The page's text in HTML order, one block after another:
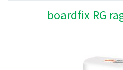
boardfix RG